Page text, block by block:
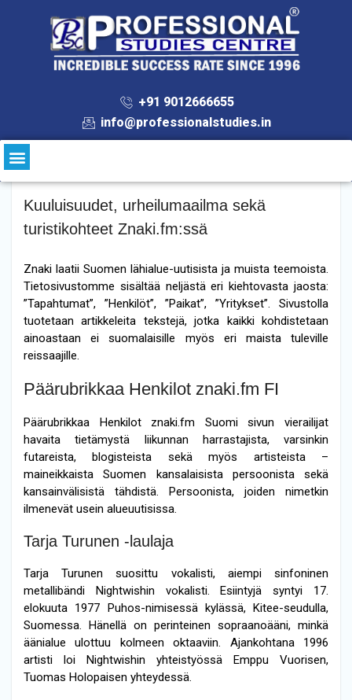
+91 9012666655
info@professionalstudies.in
Kuuluisuudet, urheilumaailma sekä
turistikohteet Znaki.fm:ssä
Znaki laatii Suomen lähialue-uutisista ja muista teemoista.
Tietosivustomme sisältää neljästä eri kiehtovasta jaosta:
”Tapahtumat”, ”Henkilöt”, ”Paikat”, ”Yritykset”. Sivustolla
tuotetaan artikkeleita tekstejä, jotka kaikki kohdistetaan
ainoastaan ei suomalaisille myös eri maista tuleville
reissaajille.
Päärubrikkaa Henkilot znaki.fm FI
Päärubrikkaa Henkilot znaki.fm Suomi sivun vierailijat
havaita tietämystä liikunnan harrastajista, varsinkin
futareista, blogisteista sekä myös artisteista –
maineikkaista Suomen kansalaisista persoonista sekä
kansainvälisistä tähdistä. Persoonista, joiden nimetkin
ilmenevät usein alueuutisissa.
Tarja Turunen -laulaja
Tarja Turunen suosittu vokalisti, aiempi sinfoninen
metallibändi Nightwishin vokalisti. Esiintyjä syntyi 17.
elokuuta 1977 Puhos-nimisessä kylässä, Kitee-seudulla,
Suomessa. Hänellä on perinteinen sopraanoääni, minkä
äänialue ulottuu kolmeen oktaaviin. Ajankohtana 1996
artisti loi Nightwishin yhteistyössä Emppu Vuorisen,
Tuomas Holopaisen yhteydessä.